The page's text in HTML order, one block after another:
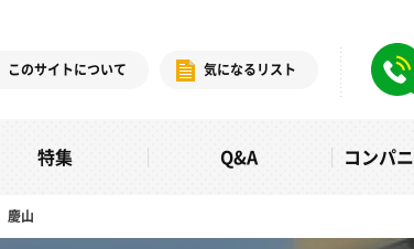
このサイトについて 気になるリスト
特集 Q&A コンパ
慶山